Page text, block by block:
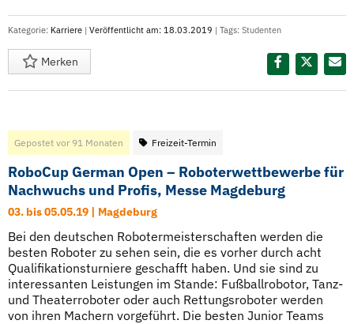
Kategorie: Karriere | Veröffentlicht am: 18.03.2019 | Tags: Studenten
Merken
Gepostet vor 91 Monaten Freizeit-Termin
RoboCup German Open – Roboterwettbewerbe für
Nachwuchs und Profis, Messe Magdeburg
03. bis 05.05.19 | Magdeburg
Bei den deutschen Robotermeisterschaften werden die
besten Roboter zu sehen sein, die es vorher durch acht
Qualifikationsturniere geschafft haben. Und sie sind zu
interessanten Leistungen im Stande: Fußballrobotor, Tanz-
und Theaterroboter oder auch Rettungsroboter werden
von ihren Machern vorgeführt. Die besten Junior Teams